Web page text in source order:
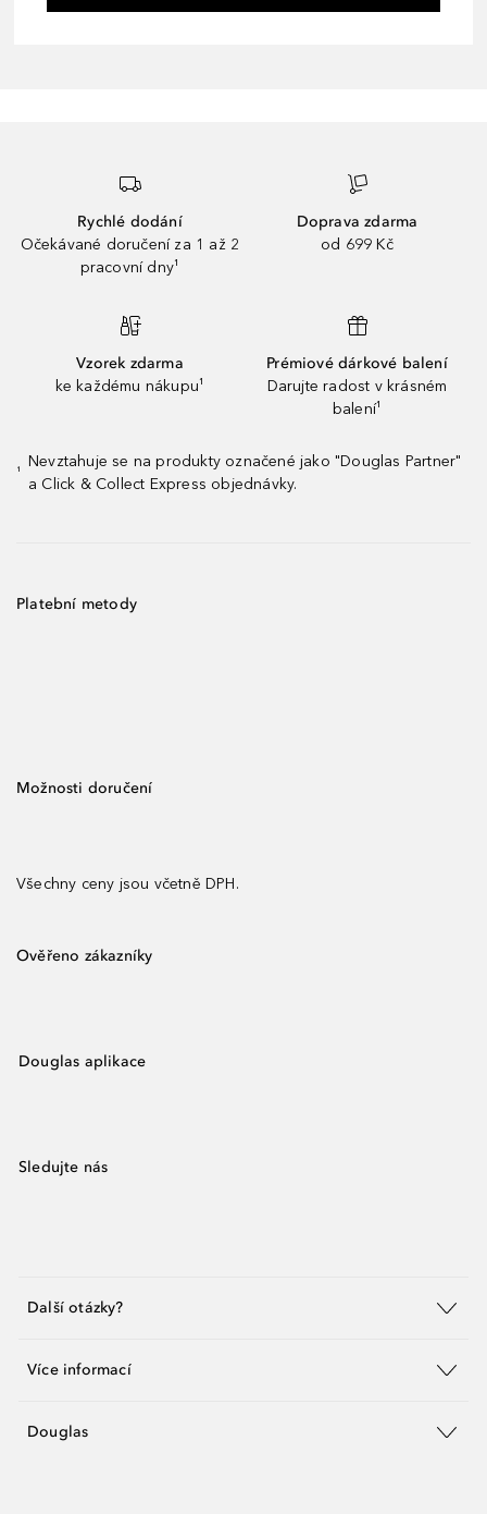
Rychlé dodání
Očekávané doručení za 1 až 2
pracovní dny¹
Doprava zdarma
od 699 Kč
Vzorek zdarma
ke každému nákupu¹
Prémiové dárkové balení
Darujte radost v krásném
balení¹
¹
Nevztahuje se na produkty označené jako "Douglas Partner"
a Click & Collect Express objednávky.
Platební metody
Možnosti doručení
Všechny ceny jsou včetně DPH.
Ověřeno zákazníky
Douglas aplikace
Sledujte nás
Další otázky?
Více informací
Douglas